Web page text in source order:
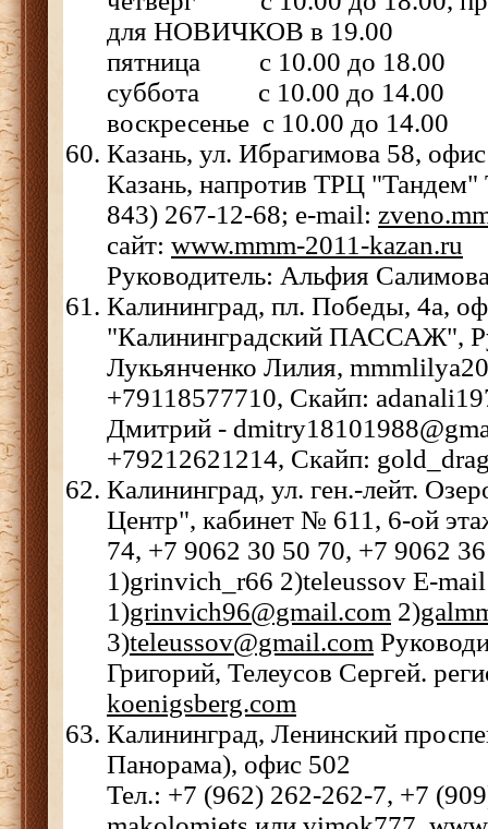
для НОВИЧКОВ в 19.00
пятница с 10.00 до 18.00
суббота с 10.00 до 14.00
воскресенье с 10.00 до 14.00
Казань, ул. Ибрагимова 58,
Казань, напротив ТРЦ "Тандем"
843) 267-12-68; e-mail:
cайт: www.mmm-2011-kazan.ru
Руководитель: Альфия
Калининград, пл. Победы, 4а,
"Калининградский ПАССАЖ",
Лукьянченко Лилия,
+79118577710, Скайп:
Дмитрий -
+79212621214, Скайп:
Калининград, ул. ген.-лейт.
Центр", кабинет № 611, 6-ой
74, +7 9062 30 50 70, +7 9062
1)grinvich_r66 2)teleussov Е-
1)grinvich96@gmail.com 2)
3)teleussov@gmail.com
Григорий, Телеусов Сергей.
koenigsberg.com
Калининград, Ленинский
Панорама), офис 502
Тел.: +7 (962) 262-262-7, +7